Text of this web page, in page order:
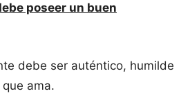
poseer un buen
debe ser auténtico, humilde
ama.